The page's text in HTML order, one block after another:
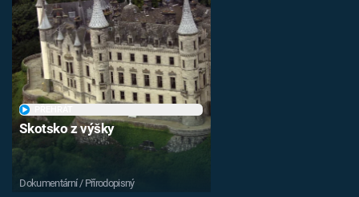
Skotsko z výšky
Dokumentární / Přírodopisný